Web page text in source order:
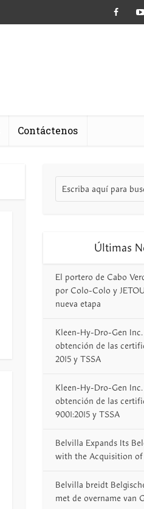
Contáctenos
Últimas
El portero de Cabo
por Colo-Colo y
nueva etapa
Kleen-Hy-Dro-Gen
obtención de las
2015 y TSSA
Kleen-Hy-Dro-Gen
obtención de las
9001:2015 y TSSA
Belvilla Expands Its
with the Acquisition of
Belvilla breidt
met de overname van